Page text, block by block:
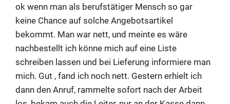
ok wenn man als berufstätiger Mensch so gar
keine Chance auf solche Angebotsartikel
bekommt. Man war nett, und meinte es wäre
nachbestellt ich könne mich auf eine Liste
schreiben lassen und bei Lieferung informiere man
mich. Gut , fand ich noch nett. Gestern erhielt ich
dann den Anruf, rammelte sofort nach der Arbeit